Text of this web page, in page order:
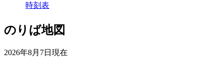
時刻表
のりば地図
2026年8月7日 現在